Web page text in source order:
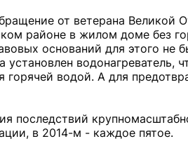
от ветерана Великой
районе в жилом доме без
оснований для этого не
водонагреватель,
водой. А для
последствий
в 2014-м - каждое пятое.